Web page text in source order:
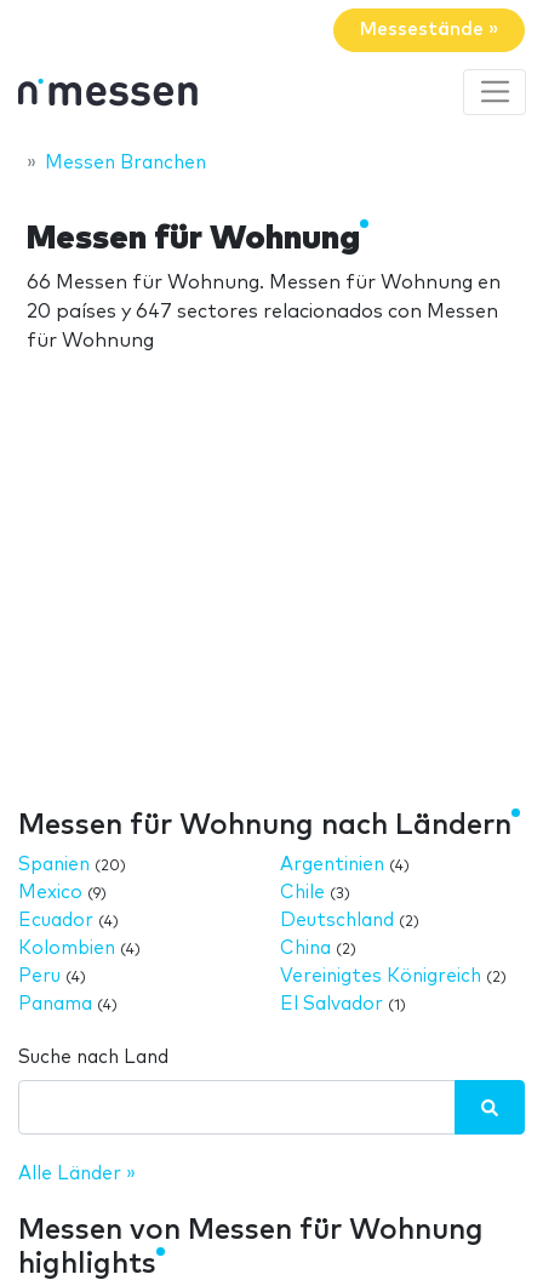
Messestände »
Messen Branchen
Messen für Wohnung
66 Messen für Wohnung. Messen für Wohnung en
20 países y 647 sectores relacionados con Messen
für Wohnung
Messen für Wohnung nach Ländern
Spanien (20)
Mexico (9)
Ecuador (4)
Kolombien (4)
Peru (4)
Panama (4)
Argentinien (4)
Chile (3)
Deutschland (2)
China (2)
Vereinigtes Königreich (2)
El Salvador (1)
Suche nach Land
Alle Länder »
Messen von Messen für Wohnung
highlights